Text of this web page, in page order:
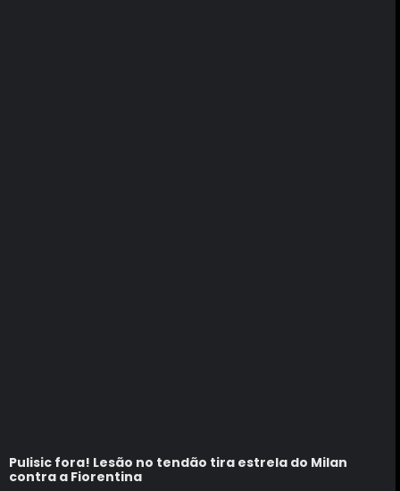
Pulisic fora! Lesão no tendão tira estrela do Milan
contra a Fiorentina